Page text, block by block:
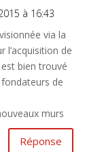
à 16:43
via la
l’acquisition de
bien trouvé
de
murs
Réponse